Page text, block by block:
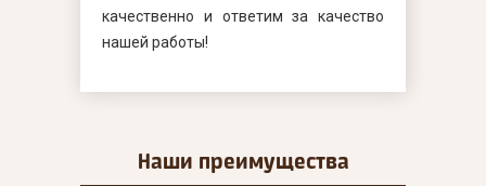
качественно и ответим за качество
нашей работы!
Наши преимущества